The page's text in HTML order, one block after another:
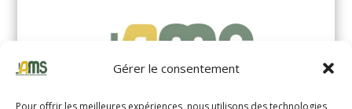
Gérer le consentement
Pour offrir les meilleures expériences, nous utilisons des technologies